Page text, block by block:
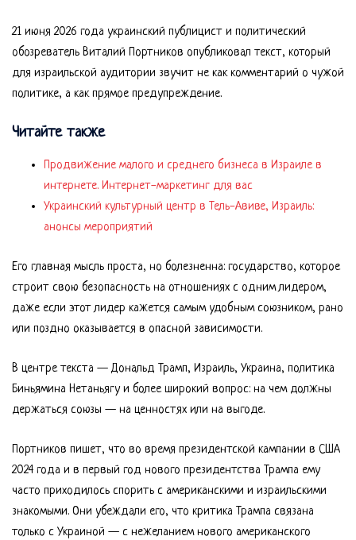
21 июня 2026 года украинский публицист и политический
обозреватель Виталий Портников опубликовал текст, который
для израильской аудитории звучит не как комментарий о чужой
политике, а как прямое предупреждение.
Читайте также
Продвижение малого и среднего бизнеса в Израиле в
интернете. Интернет-маркетинг для вас
Украинский культурный центр в Тель-Авиве, Израиль:
анонсы мероприятий
Его главная мысль проста, но болезненна: государство, которое
строит свою безопасность на отношениях с одним лидером,
даже если этот лидер кажется самым удобным союзником, рано
или поздно оказывается в опасной зависимости.
В центре текста — Дональд Трамп, Израиль, Украина, политика
Биньямина Нетаньягу и более широкий вопрос: на чем должны
держаться союзы — на ценностях или на выгоде.
Портников пишет, что во время президентской кампании в США
2024 года и в первый год нового президентства Трампа ему
часто приходилось спорить с американскими и израильскими
знакомыми. Они убеждали его, что критика Трампа связана
только с Украиной — с нежеланием нового американского